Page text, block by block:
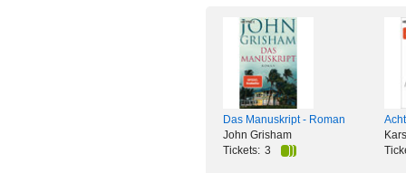
Das Manuskript - Roman
John Grisham
Tickets: 3